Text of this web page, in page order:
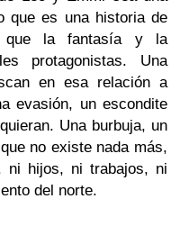
que es una historia de
que la fantasía y la
protagonistas. Una
en esa relación a
evasión, un escondite
Una burbuja, un
no existe nada más,
ni hijos, ni trabajos, ni
del norte.